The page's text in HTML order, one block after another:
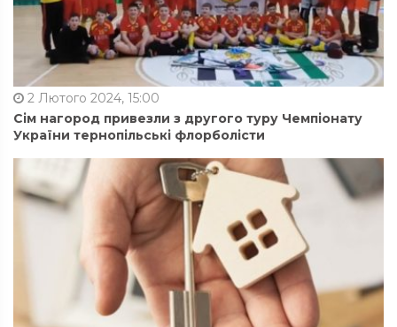
2 Лютого 2024, 15:00
Сім нагород привезли з другого туру Чемпіонату
України тернопільські флорболісти